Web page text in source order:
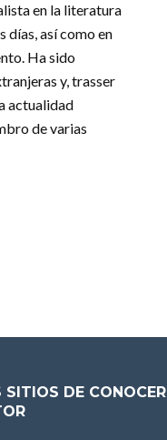
en la literatura
días, así como en
Ha sido
y, trasser
actualidad
de varias
SITIOS DE CONOCER